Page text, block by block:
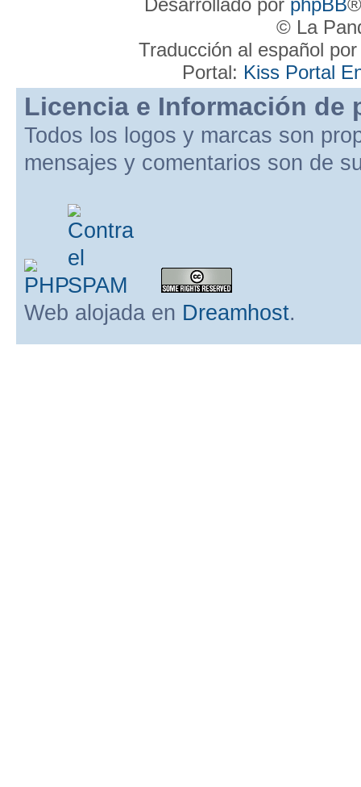
Desarrollado por phpBB
© La
Traducción al español
Portal: Kiss Portal
Licencia e Información de
Todos los logos y marcas son
mensajes y comentarios son de
Web alojada en Dreamhost.